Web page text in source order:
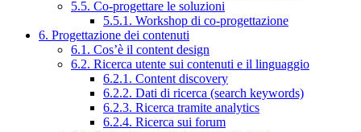
5.5. Co-progettare le soluzioni
5.5.1. Workshop di co-progettazione
6. Progettazione dei contenuti
6.1. Cos’è il content design
6.2. Ricerca utente sui contenuti e il linguaggio
6.2.1. Content discovery
6.2.2. Dati di ricerca (search keywords)
6.2.3. Ricerca tramite analytics
6.2.4. Ricerca sui forum